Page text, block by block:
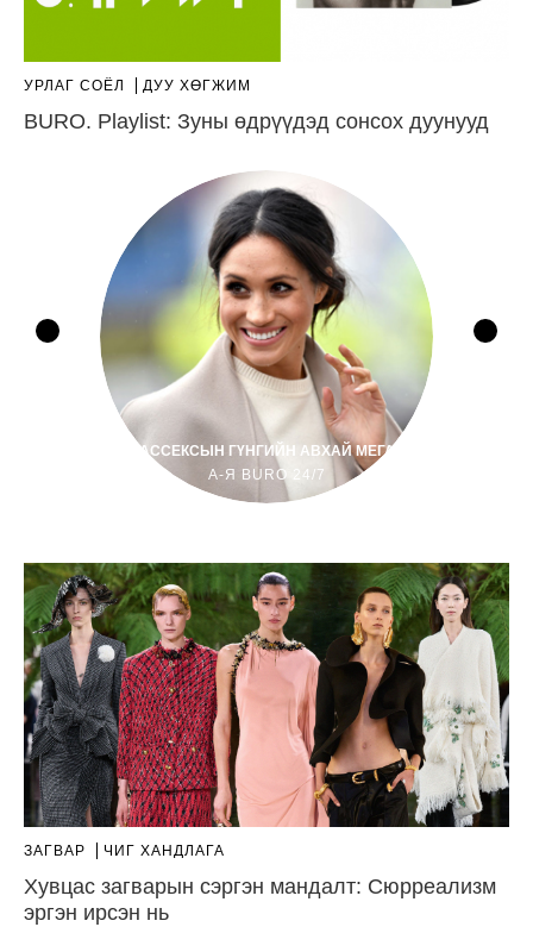
УРЛАГ СОЁЛ ДУУ ХӨГЖИМ
BURO. Playlist: Зуны өдрүүдэд сонсох дуунууд
САССЕКСЫН ГҮНГИЙН АВХАЙ МЕГАН
А-Я BURO 24/7
ЗАГВАР ЧИГ ХАНДЛАГА
Хувцас загварын сэргэн мандалт: Сюрреализм
эргэн ирсэн нь